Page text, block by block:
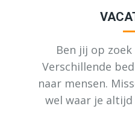
Ben jij op
Verschillende
naar mensen.
wel waar je